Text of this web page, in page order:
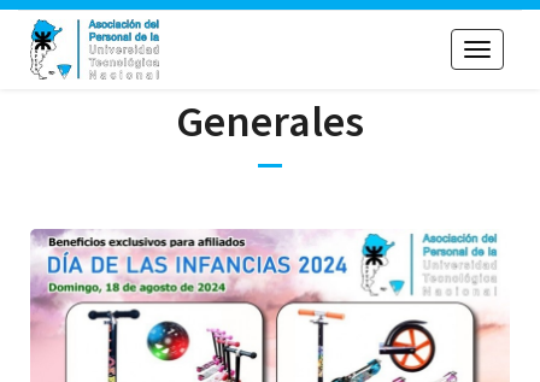
Toggle
Generales